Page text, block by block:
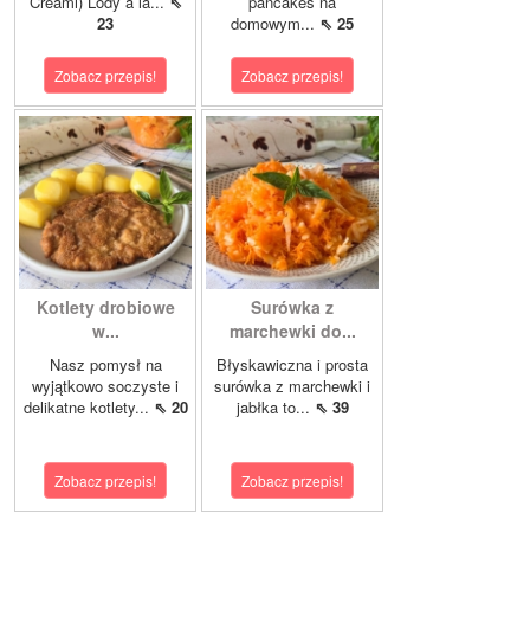
23
Zobacz przepis!
domowym... ⇖ 25
Zobacz przepis!
Kotlety drobiowe
w...
Nasz pomysł na
wyjątkowo soczyste i
delikatne kotlety... ⇖ 20
Zobacz przepis!
Surówka z
marchewki do...
Błyskawiczna i prosta
surówka z marchewki i
jabłka to... ⇖ 39
Zobacz przepis!